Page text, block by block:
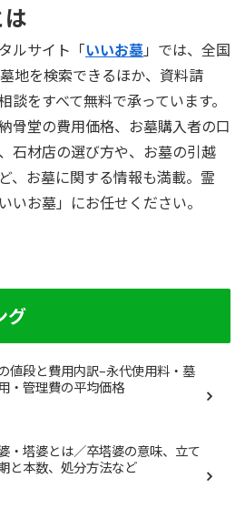
たり、遺族に代わって永代供養してくれ
す。ここでは、そんな自動搬送式納骨堂
は
ルサイト「いいお墓」では、全国
地を検索できるほか、資料請
をすべて無料で承っています。
骨堂の費用価格、お墓購入者の口
石材店の選び方や、お墓の引越
、お墓に関する情報も満載。霊
いお墓」にお任せください。
グ
値段と費用内訳–永代使用料・墓
・管理費の平均価格
・塔婆とは／卒塔婆の意味、立て
と本数、処分方法など